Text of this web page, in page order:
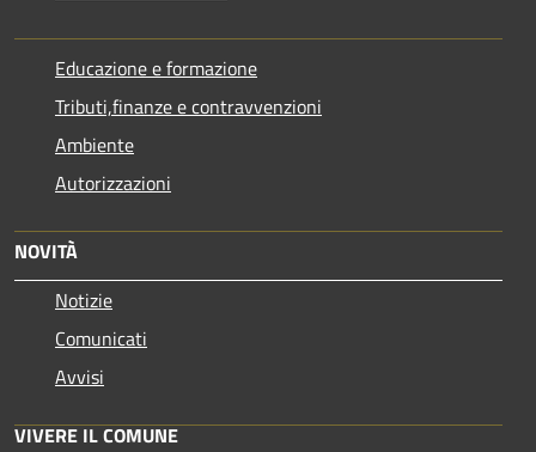
Educazione e formazione
Tributi,finanze e contravvenzioni
Ambiente
Autorizzazioni
NOVITÀ
Notizie
Comunicati
Avvisi
VIVERE IL COMUNE